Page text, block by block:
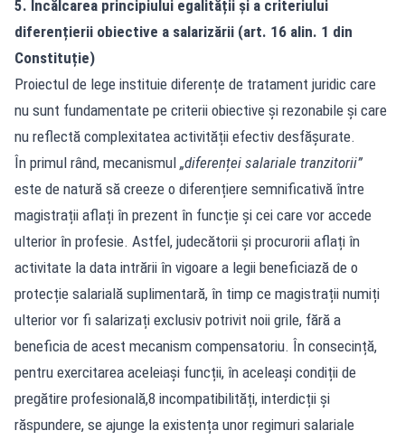
5. Încălcarea principiului egalității și a criteriului
diferențierii obiective a salarizării (art. 16 alin. 1 din
Constituție)
Proiectul de lege instituie diferențe de tratament juridic care
nu sunt fundamentate pe criterii obiective și rezonabile și care
nu reflectă complexitatea activității efectiv desfășurate.
În primul rând, mecanismul „diferenței salariale tranzitorii”
este de natură să creeze o diferențiere semnificativă între
magistrații aflați în prezent în funcție și cei care vor accede
ulterior în profesie. Astfel, judecătorii și procurorii aflați în
activitate la data intrării în vigoare a legii beneficiază de o
protecție salarială suplimentară, în timp ce magistrații numiți
ulterior vor fi salarizați exclusiv potrivit noii grile, fără a
beneficia de acest mecanism compensatoriu. În consecință,
pentru exercitarea aceleiași funcții, în aceleași condiții de
pregătire profesională,8 incompatibilități, interdicții și
răspundere, se ajunge la existența unor regimuri salariale